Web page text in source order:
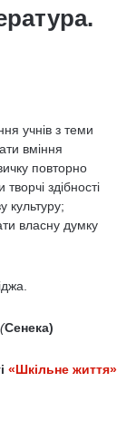
учнів з теми
вміння
повторно
здібності
культуру;
власну думку
Сенека)
«Шкільне життя»